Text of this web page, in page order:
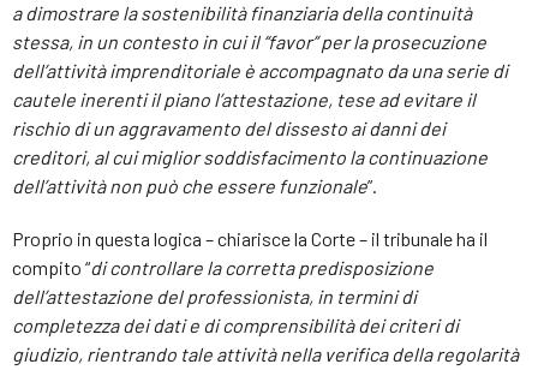
a dimostrare la sostenibilità finanziaria della continuità
stessa, in un contesto in cui il “favor” per la prosecuzione
dell’attività imprenditoriale è accompagnato da una serie di
cautele inerenti il piano l’attestazione, tese ad evitare il
rischio di un aggravamento del dissesto ai danni dei
creditori, al cui miglior soddisfacimento la continuazione
dell’attività non può che essere funzionale”.
Proprio in questa logica – chiarisce la Corte – il tribunale ha il
compito “di controllare la corretta predisposizione
dell’attestazione del professionista, in termini di
completezza dei dati e di comprensibilità dei criteri di
giudizio, rientrando tale attività nella verifica della regolarità